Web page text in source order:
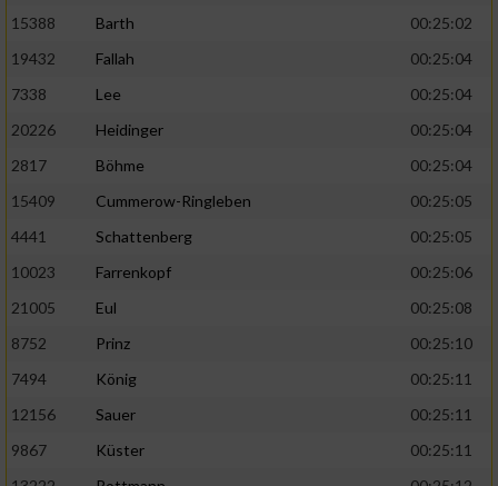
15388
Barth
00:25:02
19432
Fallah
00:25:04
7338
Lee
00:25:04
20226
Heidinger
00:25:04
2817
Böhme
00:25:04
15409
Cummerow-Ringleben
00:25:05
4441
Schattenberg
00:25:05
10023
Farrenkopf
00:25:06
21005
Eul
00:25:08
8752
Prinz
00:25:10
7494
König
00:25:11
12156
Sauer
00:25:11
9867
Küster
00:25:11